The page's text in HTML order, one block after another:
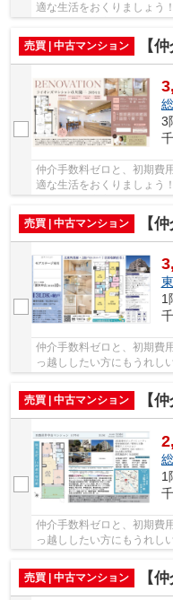
適な生活をおくりましょう
売買 | 中古マンション
【仲
3
仲介手数料ゼロと、初期費
適な生活をおくりましょう
売買 | 中古マンション
【仲
1
仲介手数料ゼロと、初期費
っ越ししたい方にもうれし
大切なことは、その住まい
売買 | 中古マンション
【仲
1
仲介手数料ゼロと、初期費
っ越ししたい方にもうれし
売買 | 中古マンション
【